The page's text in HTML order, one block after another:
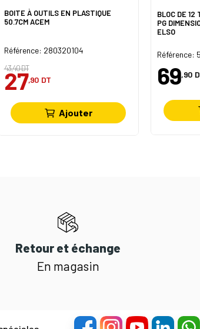
BOITE À OUTILS EN PLASTIQUE
50.7CM ACEM
Référence: 280320104
43,40 DT
27,90 DT
Ajouter
BLOC DE 12
PG
ELSO
Référence:
69,90
Retour et échange
En magasin